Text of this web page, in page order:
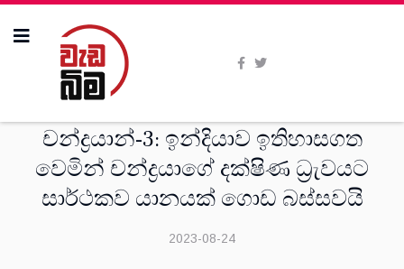
චන්ද්‍රයාන්-3: ඉන්දියාව ඉතිහාසගත
වෙමින් චන්ද්‍රයාගේ දක්ෂිණ ධ්‍රැවයට
සාර්ථකව යානයක් ගොඩ බස්සවයි
2023-08-24